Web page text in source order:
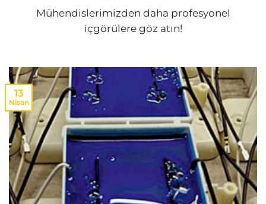
Mühendislerimizden daha profesyonel
içgörülere göz atın!
13
Nisan